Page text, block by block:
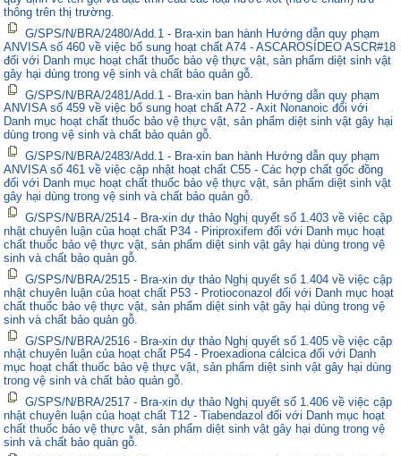
thông trên thị trường.
G/SPS/N/BRA/2480/Add.1 - Bra-xin ban hành Hướng dẫn quy phạm
ANVISA số 460 về việc bổ sung hoạt chất A74 - ASCAROSÍDEO ASCR#18
đối với Danh mục hoạt chất thuốc bảo vệ thực vật, sản phẩm diệt sinh vật
gây hại dùng trong vệ sinh và chất bảo quản gỗ.
G/SPS/N/BRA/2481/Add.1 - Bra-xin ban hành Hướng dẫn quy phạm
ANVISA số 459 về việc bổ sung hoạt chất A72 - Axit Nonanoic đối với
Danh mục hoạt chất thuốc bảo vệ thực vật, sản phẩm diệt sinh vật gây hại
dùng trong vệ sinh và chất bảo quản gỗ.
G/SPS/N/BRA/2483/Add.1 - Bra-xin ban hành Hướng dẫn quy phạm
ANVISA số 461 về việc cập nhật hoạt chất C55 - Các hợp chất gốc đồng
đối với Danh mục hoạt chất thuốc bảo vệ thực vật, sản phẩm diệt sinh vật
gây hại dùng trong vệ sinh và chất bảo quản gỗ.
G/SPS/N/BRA/2514 - Bra-xin dự thảo Nghị quyết số 1.403 về việc cập
nhật chuyên luận của hoạt chất P34 - Piriproxifem đối với Danh mục hoạt
chất thuốc bảo vệ thực vật, sản phẩm diệt sinh vật gây hại dùng trong vệ
sinh và chất bảo quản gỗ.
G/SPS/N/BRA/2515 - Bra-xin dự thảo Nghị quyết số 1.404 về việc cập
nhật chuyên luận của hoạt chất P53 - Protioconazol đối với Danh mục hoạt
chất thuốc bảo vệ thực vật, sản phẩm diệt sinh vật gây hại dùng trong vệ
sinh và chất bảo quản gỗ.
G/SPS/N/BRA/2516 - Bra-xin dự thảo Nghị quyết số 1.405 về việc cập
nhật chuyên luận của hoạt chất P54 - Proexadiona cálcica đối với Danh
mục hoạt chất thuốc bảo vệ thực vật, sản phẩm diệt sinh vật gây hại dùng
trong vệ sinh và chất bảo quản gỗ.
G/SPS/N/BRA/2517 - Bra-xin dự thảo Nghị quyết số 1.406 về việc cập
nhật chuyên luận của hoạt chất T12 - Tiabendazol đối với Danh mục hoạt
chất thuốc bảo vệ thực vật, sản phẩm diệt sinh vật gây hại dùng trong vệ
sinh và chất bảo quản gỗ.